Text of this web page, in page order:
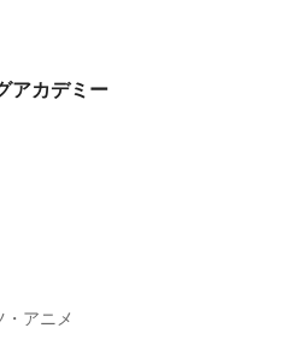
アカデミー
アニメ